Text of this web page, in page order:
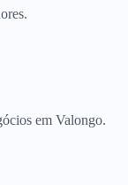
em Valongo.